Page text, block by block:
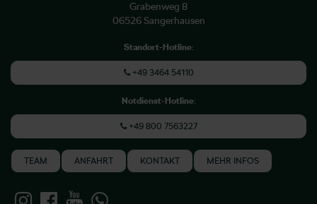
Grabenweg 8
06526 Sangerhausen
Standort-Hotline:
+49 3464 54110
Notdienst-Hotline:
+49 800 7563227
TEAM ANFAHRT KONTAKT MEHR INFOS